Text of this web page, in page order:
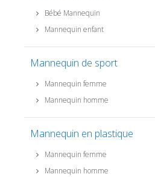
Bébé Mannequin
Mannequin enfant
Mannequin de sport
Mannequin femme
Mannequin homme
Mannequin en plastique
Mannequin femme
Mannequin homme